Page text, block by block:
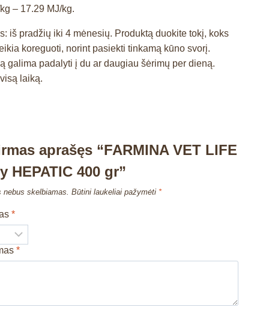
– 17.29 MJ/kg.
iš pradžių iki 4 mėnesių. Produktą duokite tokį, koks
koreguoti, norint pasiekti tinkamą kūno svorį.
galima padalyti į du ar daugiau šėrimų per dieną.
laiką.
aprašęs “FARMINA VET LIFE
HEPATIC 400 gr”
nebus skelbiamas. Būtini laukeliai pažymėti *
*
*